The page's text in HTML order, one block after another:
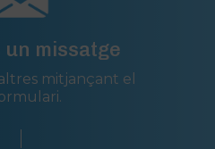
un missatge
mitjançant el